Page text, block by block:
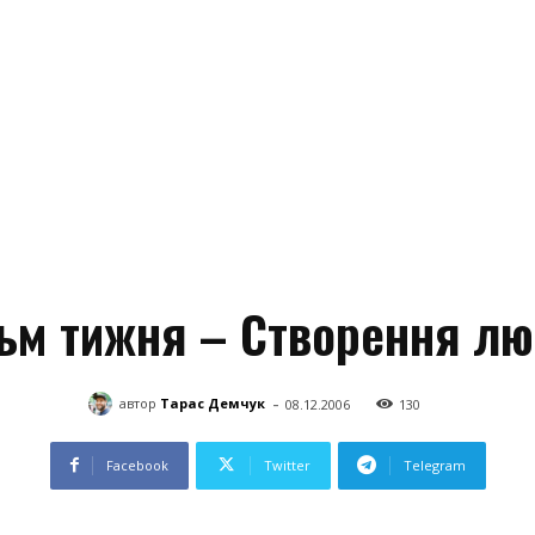
тижня – Створення
автор Тарас Демчук - 08.12.2006 130
Facebook Twitter Telegram